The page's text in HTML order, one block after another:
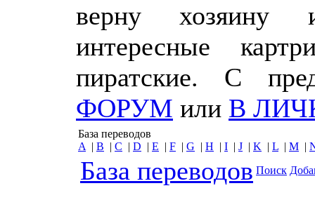
верну хозяину
интересные
пиратские. С
ФОРУМ или В
База переводов
A | B | C | D | E | F | G | H | I | J | K | L | M |
База переводов Поиск